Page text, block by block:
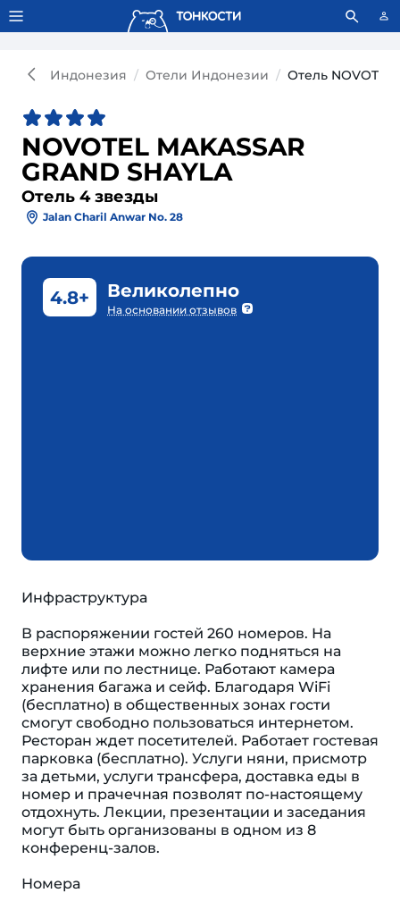
Тонкости используют сookie-файлы. Что это значит?
Индонезия Отели Индонезии Отель NOVOTEL
NOVOTEL MAKASSAR
GRAND SHAYLA
Отель 4 звезды
Jalan Charil Anwar No. 28
4.8+ Великолепно
На основании отзывов
Инфраструктура
В распоряжении гостей 260 номеров. На
верхние этажи можно легко подняться на
лифте или по лестнице. Работают камера
хранения багажа и сейф. Благодаря WiFi
(бесплатно) в общественных зонах гости
смогут свободно пользоваться интернетом.
Ресторан ждет посетителей. Работает гостевая
парковка (бесплатно). Услуги няни, присмотр
за детьми, услуги трансфера, доставка еды в
номер и прачечная позволят по-настоящему
отдохнуть. Лекции, презентации и заседания
могут быть организованы в одном из 8
конференц-залов.
Номера